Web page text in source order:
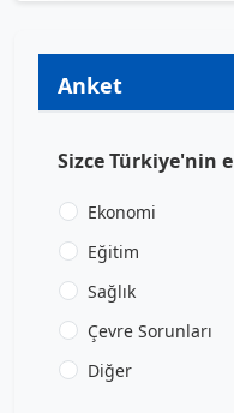
Anket
Sizce Türkiye'nin
Ekonomi
Eğitim
Sağlık
Çevre Sorunları
Diğer